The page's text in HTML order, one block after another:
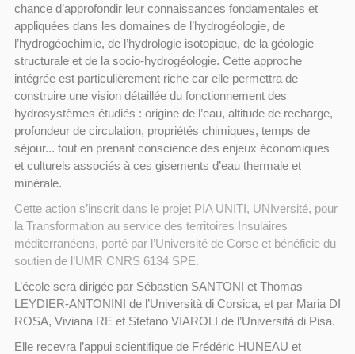
chance d’approfondir leur connaissances fondamentales et
appliquées dans les domaines de l’hydrogéologie, de
l’hydrogéochimie, de l’hydrologie isotopique, de la géologie
structurale et de la socio-hydrogéologie. Cette approche
intégrée est particulièrement riche car elle permettra de
construire une vision détaillée du fonctionnement des
hydrosystèmes étudiés : origine de l’eau, altitude de recharge,
profondeur de circulation, propriétés chimiques, temps de
séjour... tout en prenant conscience des enjeux économiques
et culturels associés à ces gisements d’eau thermale et
minérale.
Cette action s’inscrit dans le projet PIA UNITI, UNIversité, pour
la Transformation au service des territoires Insulaires
méditerranéens, porté par l’Université de Corse et bénéficie du
soutien de l’UMR CNRS 6134 SPE.
L’école sera dirigée par Sébastien SANTONI et Thomas
LEYDIER-ANTONINI de l’Università di Corsica, et par Maria DI
ROSA, Viviana RE et Stefano VIAROLI de l’Università di Pisa.
Elle recevra l’appui scientifique de Frédéric HUNEAU et